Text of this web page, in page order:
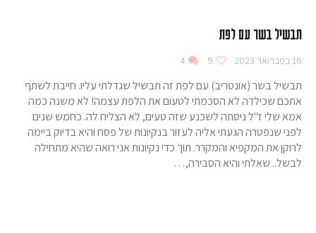
תבשיל בשר עם לפת
16 בפברואר 2023 9
4
תבשיל בשר (אונטריב) עם לפת זה תבשיל שגדלתי עליו. חייבת לשתף
אתכם שכילדה לא הסכמתי לטעום את הלפת עצמה! לא משנה כמה
אמא שלי ז"ל ניסתה לשכנע שזה טעים, לא הצליח לה. כחמש שנים
לפני שנפטרה הגעתי אליה לעזור בנקיונות של פסח והיא בדיוק ביימה
לרוקן את המקפיא והמקרר. תוך כדי נקיונות אני רואה שהיא מתחילה
לבשל.. שאלתי והיא הסבירה,…